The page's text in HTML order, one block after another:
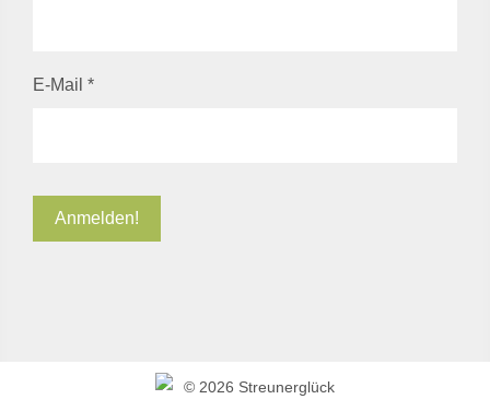
E-Mail *
© 2026 Streunerglück